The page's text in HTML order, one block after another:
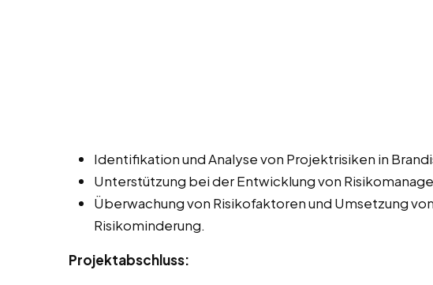
Identifikation und Analyse von Projektrisiken in
Unterstützung bei der Entwicklung von
Überwachung von Risikofaktoren und Umsetzung
Risikominderung.
Projektabschluss: